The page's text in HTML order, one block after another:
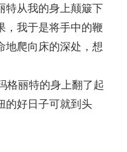
特从我的身上颠簸下
，我于是将手中的鞭
地爬向床的深处，想
丽特的身上翻了起
的好日子可就到头